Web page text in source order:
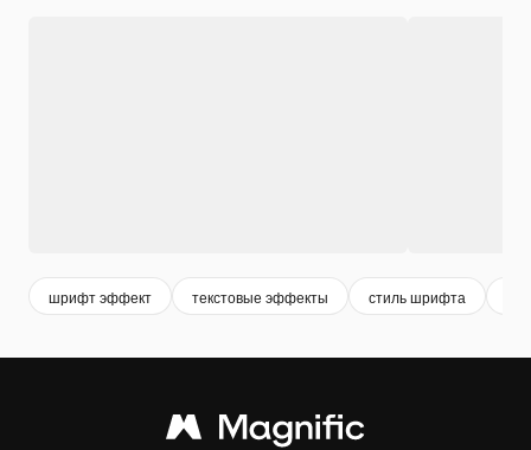
шрифт эффект текстовые эффекты стиль шрифта